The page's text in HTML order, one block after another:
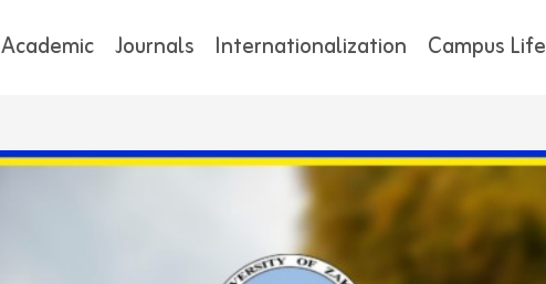
Academic Journals Internationalization Campus Life